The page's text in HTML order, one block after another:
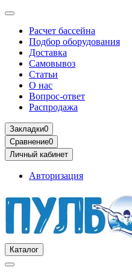
Расчет бассейна
Подбор оборудования
Доставка
Самовывоз
Статьи
О нас
Вопрос-ответ
Распродажа
Закладки0
Сравнение0
Личный кабинет
Авторизация
Каталог